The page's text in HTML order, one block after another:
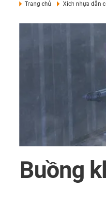
Trang chủ Xích nhựa dẫn
Buồng